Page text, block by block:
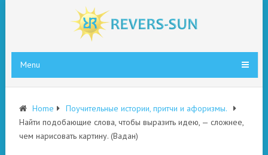
Menu
Home
Поучительные истории, притчи и афоризмы.
Найти подобающие слова, чтобы выразить идею, — сложнее,
чем нарисовать картину. (Вадан)